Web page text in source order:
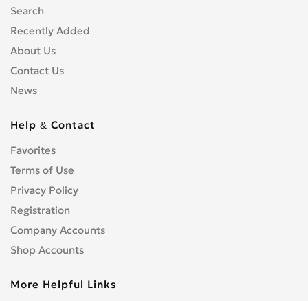
Search
Recently Added
About Us
Contact Us
News
Help & Contact
Favorites
Terms of Use
Privacy Policy
Registration
Company Accounts
Shop Accounts
More Helpful Links